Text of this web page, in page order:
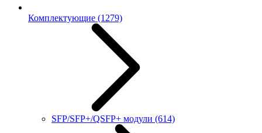
Комплектующие (1279)
SFP/SFP+/QSFP+ модули (614)